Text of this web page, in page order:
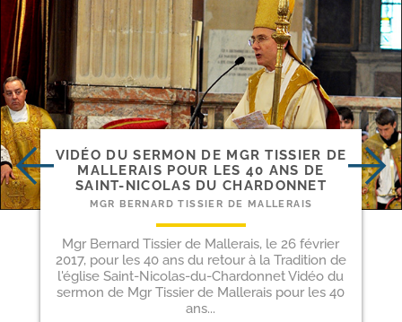
VIDÉO DU SERMON DE MGR TISSIER DE
MALLERAIS POUR LES 40 ANS DE
SAINT-​NICOLAS DU CHARDONNET
MGR BERNARD TISSIER DE MALLERAIS
Mgr Bernard Tissier de Mallerais, le 26 février
2017, pour les 40 ans du retour à la Tradition de
l'église Saint-Nicolas-du-Chardonnet Vidéo du
sermon de Mgr Tissier de Mallerais pour les 40
ans...